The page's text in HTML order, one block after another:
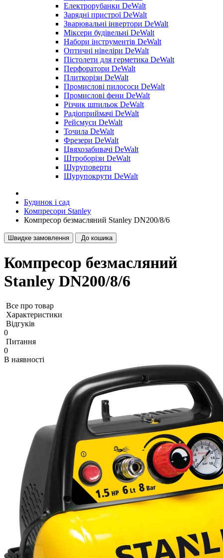
Електрорубанки DeWalt
Зарядні пристрої DeWalt
Зварювальні інвертори DeWalt
Міксери будівельні DeWalt
Набори інструментів DeWalt
Оптичні нівеліри DeWalt
Пістолети для герметика DeWalt
Перфоратори DeWalt
Плиткорізи DeWalt
Промислові пилососи DeWalt
Промислові фени DeWalt
Різчик шпильок DeWalt
Радіоприймачі DeWalt
Рейсмуси DeWalt
Точила DeWalt
Фрезери DeWalt
Цвяхозабивачі DeWalt
Штроборізи DeWalt
Шуруповерти
Шурупокрути DeWalt
Будинок і сад
Компресори Stanley
Компресор безмасляний Stanley DN200/8/6
Швидке замовлення До кошика
Компресор безмасляний
Stanley DN200/8/6
Все про товар
Характеристики
Відгуків
0
Питання
0
В наявності